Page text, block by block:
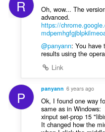
і
:
н
ю
в
а
ч
і
R
Oh, wow... The
advanced.
https://
@panyann: You have
results using the
Link
P panyann 6 years ago
Ok, I found one way
same as in Windows:
xinput set-prop 15
It changed how the